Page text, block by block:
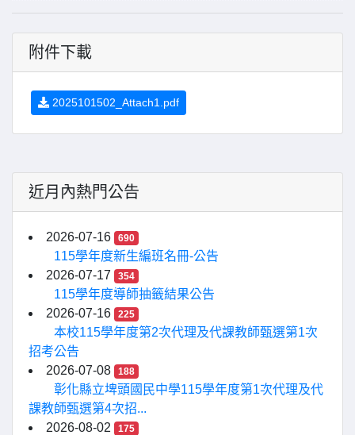
附件下載
2025101502_Attach1.pdf
近月內熱門公告
2026-07-16 690
115學年度新生編班名冊-公告
2026-07-17
354
115學年度導師抽籤結果公告
2026-07-16
225
本校115學年度第2次代理及代課教師甄選第1次
招考公告
2026-07-08
188
彰化縣立埤頭國民中學115學年度第1次代理及代
課教師甄選第4次招...
2026-08-02
175